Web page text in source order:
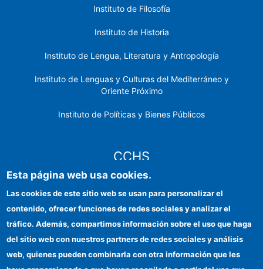
Instituto de Filosofía
Instituto de Historia
Instituto de Lengua, Literatura y Antropología
Instituto de Lenguas y Culturas del Mediterráneo y
Oriente Próximo
Instituto de Políticas y Bienes Públicos
CCHS
Identidad institucional
Ayudas FEDER
Esta página web usa cookies.
Las cookies de este sitio web se usan para personalizar el
contenido, ofrecer funciones de redes sociales y analizar el
tráfico. Además, compartimos información sobre el uso que haga
del sitio web con nuestros partners de redes sociales y análisis
web, quienes pueden combinarla con otra información que les